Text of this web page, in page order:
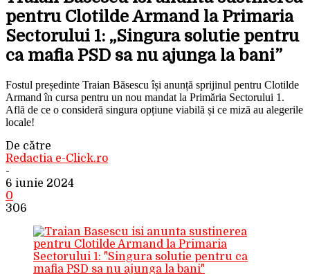
pentru Clotilde Armand la Primaria
Sectorului 1: „Singura solutie pentru
ca mafia PSD sa nu ajunga la bani”
Fostul președinte Traian Băsescu își anunță sprijinul pentru Clotilde
Armand în cursa pentru un nou mandat la Primăria Sectorului 1.
Află de ce o consideră singura opțiune viabilă și ce miză au alegerile
locale!
De către
Redactia e-Click.ro
-
6 iunie 2024
0
306